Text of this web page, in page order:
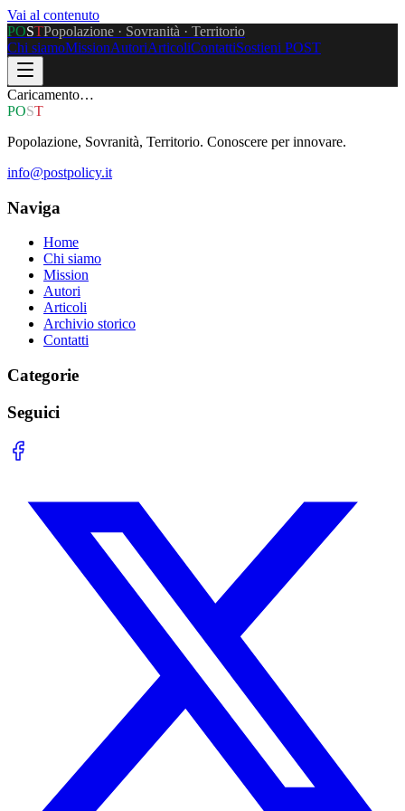
Vai al contenuto
POSTPopolazione · Sovranità · Territorio
Chi siamoMissionAutoriArticoliContattiSostieni POST
Caricamento…
POST
Popolazione, Sovranità, Territorio. Conoscere per innovare.
info@postpolicy.it
Naviga
Home
Chi siamo
Mission
Autori
Articoli
Archivio storico
Contatti
Categorie
Seguici